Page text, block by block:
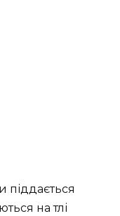
піддається
на тлі